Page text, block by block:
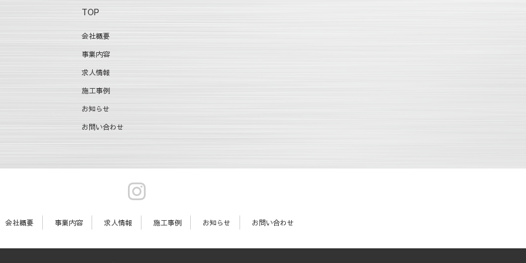
TOP
会社概要
事業内容
求人情報
施工事例
お知らせ
お問い合わせ
会社概要 事業内容 求人情報 施工事例 お知らせ お問い合わせ